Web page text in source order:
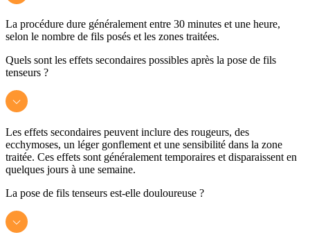
La procédure dure généralement entre 30 minutes et une heure,
selon le nombre de fils posés et les zones traitées.
Quels sont les effets secondaires possibles après la pose de fils
tenseurs ?
Les effets secondaires peuvent inclure des rougeurs, des
ecchymoses, un léger gonflement et une sensibilité dans la zone
traitée. Ces effets sont généralement temporaires et disparaissent en
quelques jours à une semaine.
La pose de fils tenseurs est-elle douloureuse ?